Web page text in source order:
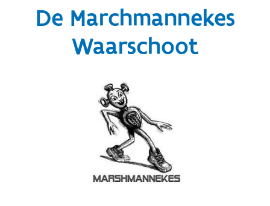
De Marchmannekes
Waarschoot